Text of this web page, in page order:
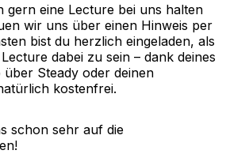
gern eine Lecture bei uns halten
wir uns über einen Hinweis per
bist du herzlich eingeladen, als
dabei zu sein – dank deines
über Steady oder deinen
kostenfrei.
schon sehr auf die